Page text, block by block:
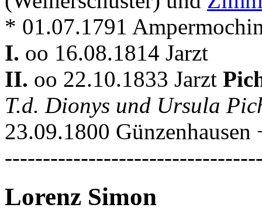
* 01.07.1791
I. oo 16.08.1814 Jarzt
II. oo 22.10.1833 Jarzt
T.d. Dionys und Ursula
23.09.1800 Günzenhausen
Lorenz Simon